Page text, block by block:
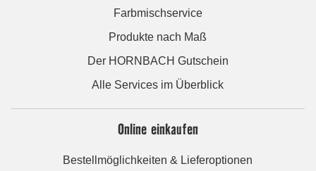
Farbmischservice
Produkte nach Maß
Der HORNBACH Gutschein
Alle Services im Überblick
Online einkaufen
Bestellmöglichkeiten & Lieferoptionen